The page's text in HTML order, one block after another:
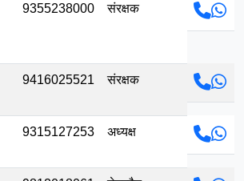
9355238000 संरक्षक
9416025521 संरक्षक
9315127253 अध्यक्ष